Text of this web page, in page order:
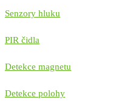
Senzory hluku
PIR čidla
Detekce magnetu
Detekce polohy